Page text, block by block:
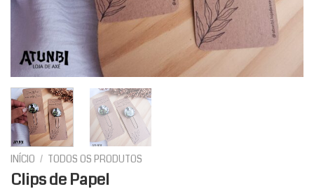
INÍCIO / TODOS OS PRODUTOS
Clips de Papel